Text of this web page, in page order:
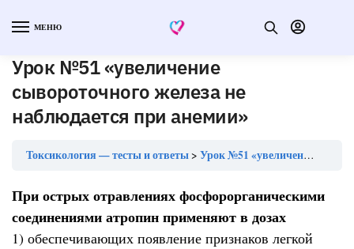
МЕНЮ
Урок №51 «увеличение
сывороточного железа не
наблюдается при анемии»
Токсикология — тесты и ответы Урок №51 «увеличение сывороточного железа не наблюдается при анемии»
При острых отравлениях фосфорорганическими
соединениями атропин применяют в дозах
1) обеспечивающих появление признаков легкой